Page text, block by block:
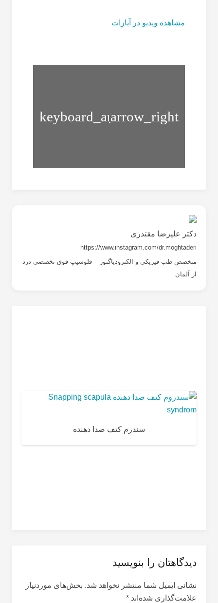
مشاهده ویدیو در آپارات
هضم
خوراکی
شش
دکتر علیرضا مقتدری
https://www.instagram.com/dr.moghtaderi
متخصص طب فیزیکی و الکترودیاگنوز -- فلوشیپ فوق تخصصی درد
از آلمان
سندرم کتف صدا دهنده
دیدگاهتان را بنویسید
نشانی ایمیل شما منتشر نخواهد شد. بخش‌های موردنیاز
علامت‌گذاری شده‌اند *